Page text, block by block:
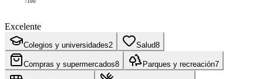
/100
Excelente
Colegios y universidades2 Salud8
Compras y supermercados8 Parques y recreación7